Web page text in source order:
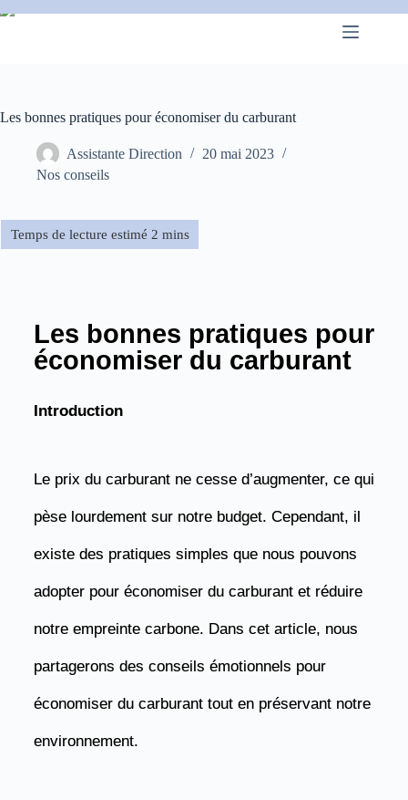
Les bonnes pratiques pour économiser du carburant
Assistante Direction
20 mai 2023
Nos conseils
Les bonnes pratiques pour
économiser du carburant
Introduction
Le prix du carburant ne cesse d’augmenter, ce qui
pèse lourdement sur notre budget. Cependant, il
existe des pratiques simples que nous pouvons
adopter pour économiser du carburant et réduire
notre empreinte carbone. Dans cet article, nous
partagerons des conseils émotionnels pour
économiser du carburant tout en préservant notre
environnement.